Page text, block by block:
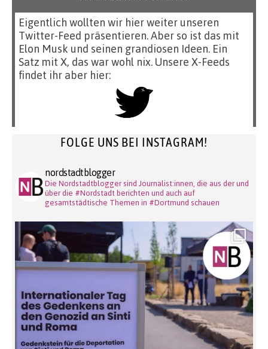
Eigentlich wollten wir hier weiter unseren
Twitter-Feed präsentieren. Aber so ist das mit
Elon Musk und seinen grandiosen Ideen. Ein
Satz mit X, das war wohl nix. Unsere X-Feeds
findet ihr aber hier:
FOLGE UNS BEI INSTAGRAM!
nordstadtblogger
Die Nordstadtblogger sind Journalist:innen, die aus der und
über die #Nordstadt berichten und auch auf
gesamtstädtische Themen in #Dortmund schauen